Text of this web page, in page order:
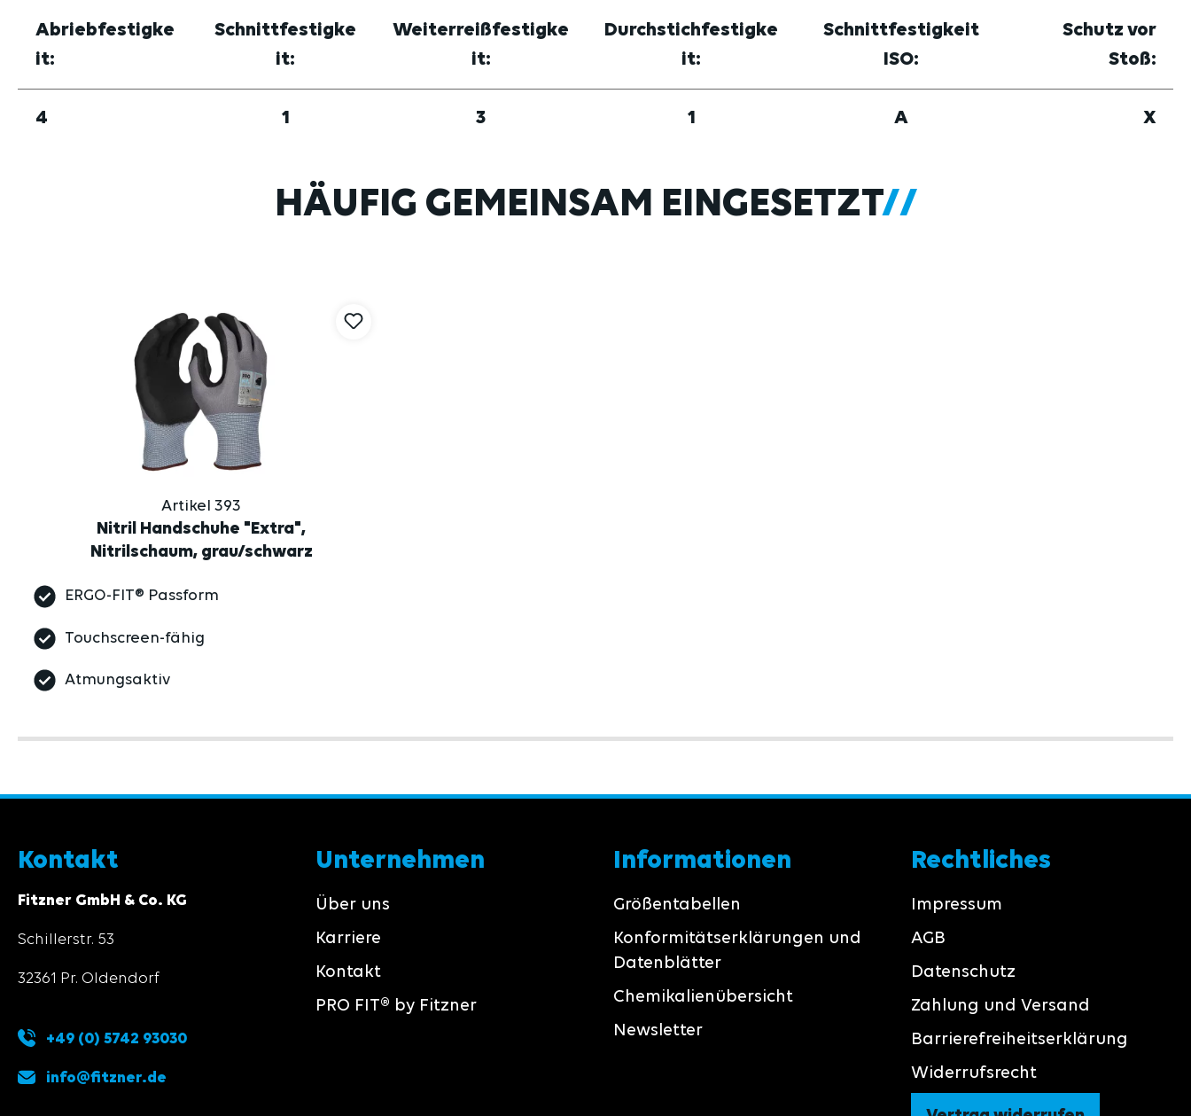
Abriebfestigke
it:
Schnittfestigke
it:
Weiterreißfestigke
it:
Durchstichfestigke
it:
Schnittfestigkeit
ISO:
Schutz vor
Stoß:
4 1 3 1 A X
HÄUFIG GEMEINSAM EINGESETZT
Artikel 393
Nitril Handschuhe "Extra",
Nitrilschaum, grau/schwarz
ERGO-FIT® Passform
Touchscreen-fähig
Atmungsaktiv
Kontakt
Fitzner GmbH & Co. KG
Schillerstr. 53
32361 Pr. Oldendorf
+49 (0) 5742 93030
info@fitzner.de
Unternehmen
Über uns
Karriere
Kontakt
PRO FIT® by Fitzner
Informationen
Größentabellen
Konformitätserklärungen und
Datenblätter
Chemikalienübersicht
Newsletter
Rechtliches
Impressum
AGB
Datenschutz
Zahlung und Versand
Barrierefreiheitserklärung
Widerrufsrecht